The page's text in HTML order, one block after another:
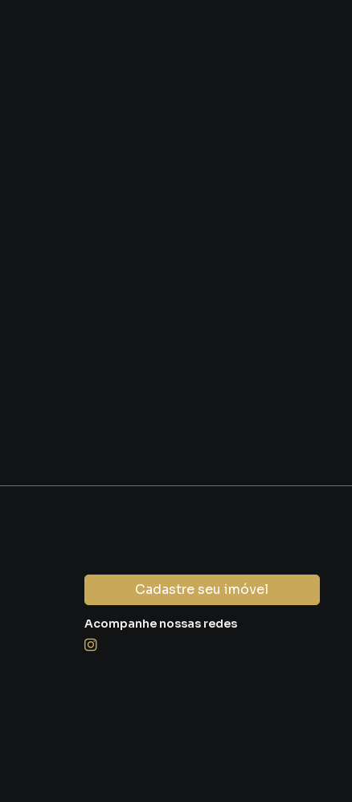
Cadastre seu imóvel
Acompanhe nossas redes